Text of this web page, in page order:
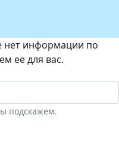
нет информации по
ее для вас.
подскажем.